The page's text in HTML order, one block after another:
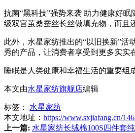
抗菌“黑科技”强势来袭 助力健康好
级双宫茧桑蚕丝长丝做填充物，而且
此外，水星家纺推出的“以旧换新”
秀的产品，让消费者享受到更多实实
睡眠是人类健康和幸福生活的重要组
本文由水星家纺旗舰店编辑
标签： 水星家纺
本文地址： https://www.sxjiafang.cn/
上一篇: 水星家纺长绒棉100S四件套